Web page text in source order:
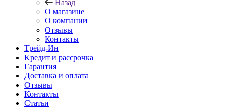
Назад
О магазине
О компании
Отзывы
Контакты
Трейд-Ин
Кредит и рассрочка
Гарантия
Доставка и оплата
Отзывы
Контакты
Статьи